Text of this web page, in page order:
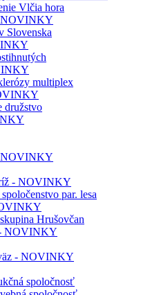
Vlčia hora
Slovenska
multiplex
družstvo
NOVINKY
- NOVINKY
par. lesa
Hrušovčan
NOVINKY
- NOVINKY
spoločnosť